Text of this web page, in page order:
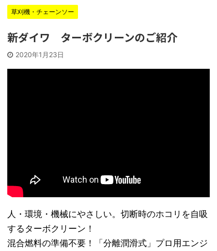
草刈機・チェーンソー
新ダイワ ターボクリーンのご紹介
2020年1月23日
人・環境・機械にやさしい。切断時のホコリを自吸
するターボクリーン！
混合燃料の準備不要！「分離潤滑式」プロ用エンジ